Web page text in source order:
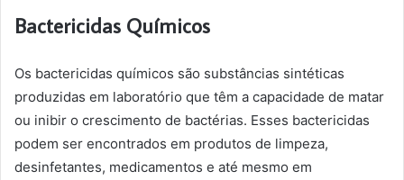
Bactericidas Químicos
Os bactericidas químicos são substâncias sintéticas
produzidas em laboratório que têm a capacidade de matar
ou inibir o crescimento de bactérias. Esses bactericidas
podem ser encontrados em produtos de limpeza,
desinfetantes, medicamentos e até mesmo em